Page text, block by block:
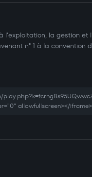
l'exploitation, la gestion et
n° 1 à la convention
allowfullscreen></iframe>